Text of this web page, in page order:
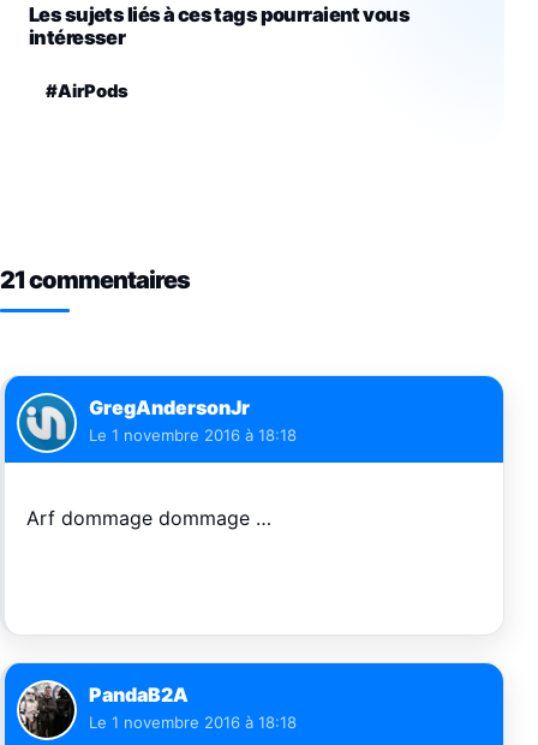
Les sujets liés à ces tags pourraient vous
intéresser
#AirPods
21 commentaires
GregAndersonJr
Le 1 novembre 2016 à 18:18
Arf dommage dommage …
PandaB2A
Le 1 novembre 2016 à 18:18